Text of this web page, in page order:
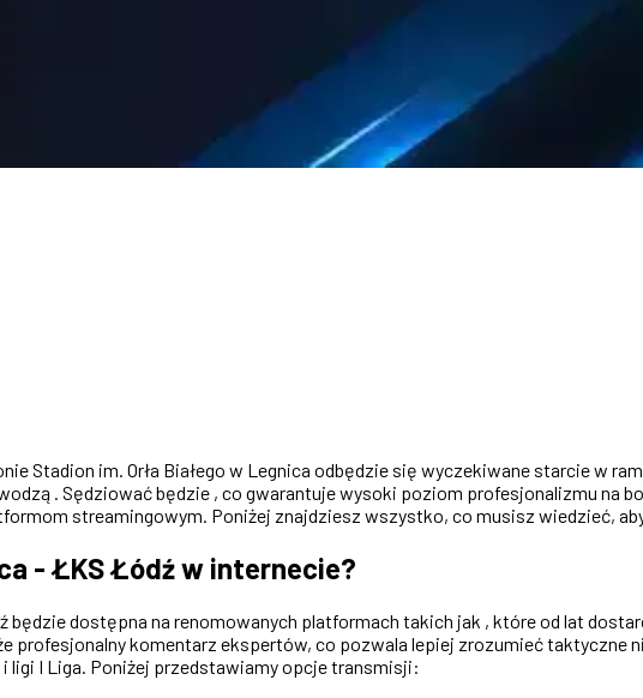
Stadion im. Orła Białego w Legnica odbędzie się wyczekiwane starcie w
. Sędziować będzie , co gwarantuje wysoki poziom profesjonalizmu na
streamingowym. Poniżej znajdziesz wszystko, co musisz wiedzieć,
- ŁKS Łódź w internecie?
będzie dostępna na renomowanych platformach takich jak , które od lat
profesjonalny komentarz ekspertów, co pozwala lepiej zrozumieć taktyczne
ligi I Liga. Poniżej przedstawiamy opcje transmisji: